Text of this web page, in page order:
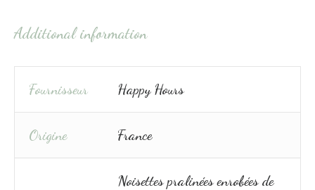
Additional information
Fournisseur Happy Hours
Origine France
Noisettes pralinées enrobées de